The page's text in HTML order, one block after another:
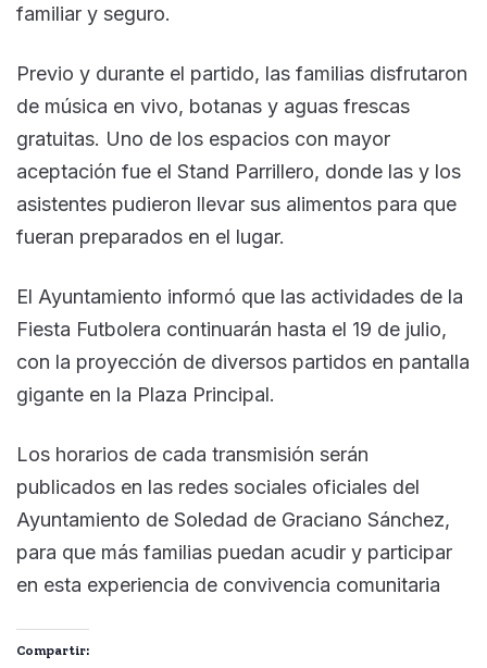
familiar y seguro.
Previo y durante el partido, las familias disfrutaron
de música en vivo, botanas y aguas frescas
gratuitas. Uno de los espacios con mayor
aceptación fue el Stand Parrillero, donde las y los
asistentes pudieron llevar sus alimentos para que
fueran preparados en el lugar.
El Ayuntamiento informó que las actividades de la
Fiesta Futbolera continuarán hasta el 19 de julio,
con la proyección de diversos partidos en pantalla
gigante en la Plaza Principal.
Los horarios de cada transmisión serán
publicados en las redes sociales oficiales del
Ayuntamiento de Soledad de Graciano Sánchez,
para que más familias puedan acudir y participar
en esta experiencia de convivencia comunitaria
Compartir: